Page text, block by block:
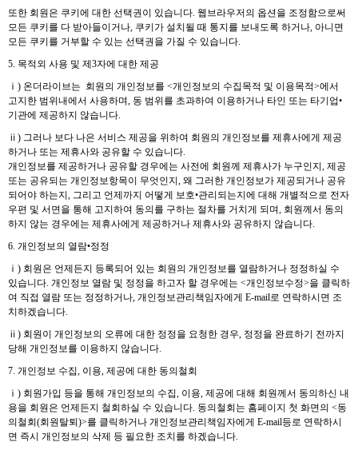
또한 회원은 쿠키에 대한 선택권이 있습니다. 웹브라우저의 옵션을 조정함으로써
모든 쿠키를 다 받아들이거나, 쿠키가 설치될 때 통지를 보내도록 하거나, 아니면
모든 쿠키를 거부할 수 있는 선택권을 가질 수 있습니다.
5. 목적외 사용 및 제3자에 대한 제공
ⅰ) 온더라이브는 회원의 개인정보를 <개인정보의 수집목적 및 이용목적>에서
고지한 범위내에서 사용하며, 동 범위를 초과하여 이용하거나 타인 또는 타기업•
기관에 제공하지 않습니다.
ⅱ) 그러나 보다 나은 서비스 제공을 위하여 회원의 개인정보를 제휴사에게 제공
하거나 또는 제휴사와 공유할 수 있습니다.
개인정보를 제공하거나 공유할 경우에는 사전에 회원께 제휴사가 누구인지, 제공
또는 공유되는 개인정보항목이 무엇인지, 왜 그러한 개인정보가 제공되거나 공유
되어야 하는지, 그리고 언제까지 어떻게 보호•관리되는지에 대해 개별적으로 전자
우편 및 서면을 통해 고지하여 동의를 구하는 절차를 거치게 되며, 회원께서 동의
하지 않는 경우에는 제휴사에게 제공하거나 제휴사와 공유하지 않습니다.
6. 개인정보의 열람•정정
ⅰ) 회원은 언제든지 등록되어 있는 회원의 개인정보를 열람하거나 정정하실 수
있습니다. 개인정보 열람 및 정정을 하고자 할 경우에는 <개인정보수정>을 클릭하
여 직접 열람 또는 정정하거나, 개인정보관리책임자에게 E-mail로 연락하시면 조
치하겠습니다.
ⅱ) 회원이 개인정보의 오류에 대한 정정을 요청한 경우, 정정을 완료하기 전까지
당해 개인정보를 이용하지 않습니다.
7. 개인정보 수집, 이용, 제공에 대한 동의철회
ⅰ) 회원가입 등을 통해 개인정보의 수집, 이용, 제공에 대해 회원께서 동의하신 내
용을 회원은 언제든지 철회하실 수 있습니다. 동의철회는 홈페이지 첫 화면의 <동
의철회(회원탈퇴)>를 클릭하거나 개인정보관리책임자에게 E-mail등로 연락하시
면 즉시 개인정보의 삭제 등 필요한 조치를 하겠습니다.